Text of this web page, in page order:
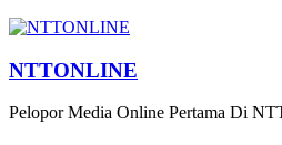
NTTONLINE
Pelopor Media Online Pertama Di